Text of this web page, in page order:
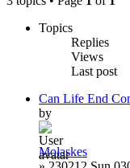
Topics
Replies
Views
Last post
Can Life End
by
Molaskes